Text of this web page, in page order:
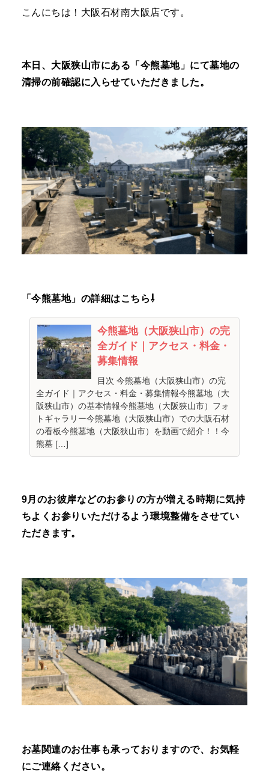
こんにちは！大阪石材南大阪店です。
本日、大阪狭山市にある「今熊墓地」にて墓地の
清掃の前確認に入らせていただきました。
「今熊墓地」の詳細はこちら⇩
今熊墓地（大阪狭山市）の完
全ガイド｜アクセス・料金・
募集情報
目次 今熊墓地（大阪狭山市）の完
全ガイド｜アクセス・料金・募集情報今熊墓地（大
阪狭山市）の基本情報今熊墓地（大阪狭山市）フォ
トギャラリー今熊墓地（大阪狭山市）での大阪石材
の看板今熊墓地（大阪狭山市）を動画で紹介！！今
熊墓 […]
9月のお彼岸などのお参りの方が増える時期に気持
ちよくお参りいただけるよう環境整備をさせてい
ただきます。
お墓関連のお仕事も承っておりますので、お気軽
にご連絡ください。